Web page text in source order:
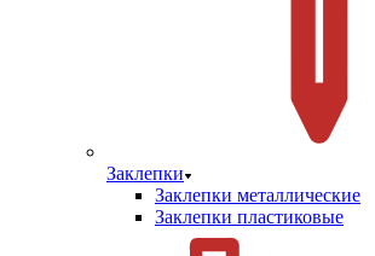
Заклепки
Заклепки металлические
Заклепки пластиковые